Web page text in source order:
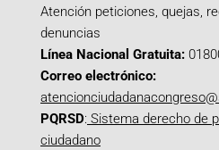
Atención peticiones, quejas,
denuncias
Línea Nacional Gratuita:
Correo electrónico:
PQRSD: Sistema derecho de
ciudadano